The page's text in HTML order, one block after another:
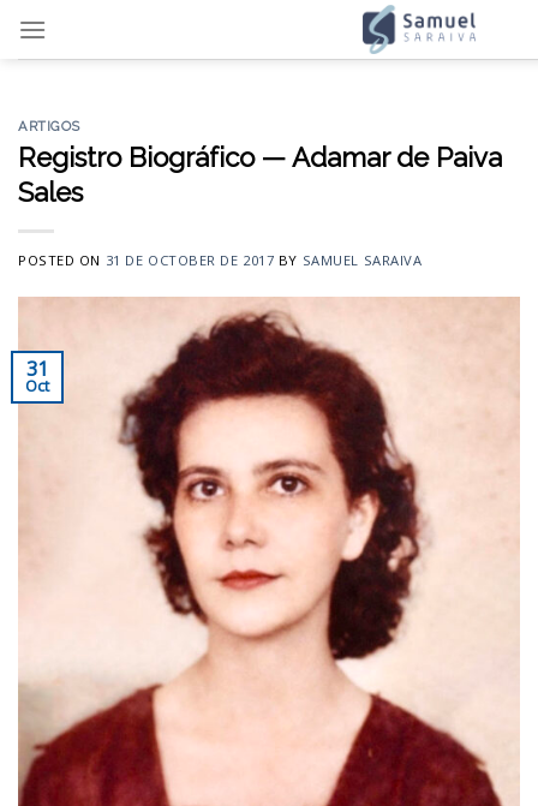
ARTIGOS
Registro Biográfico — Adamar de Paiva
Sales
POSTED ON 31 DE OCTOBER DE 2017 BY SAMUEL SARAIVA
31
Oct